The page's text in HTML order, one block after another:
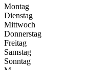
Montag
Dienstag
Mittwoch
Donnerstag
Freitag
Samstag
Sonntag